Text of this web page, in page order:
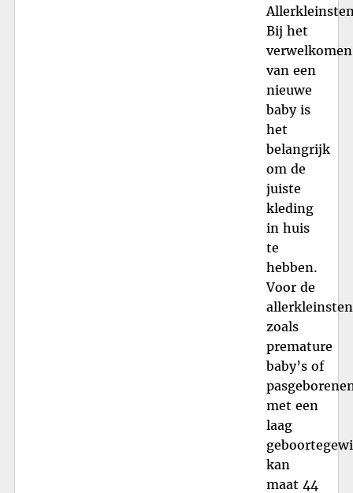
Bij het
verwelkomen
van een
nieuwe
baby is
het
belangrijk
om de
juiste
kleding
in huis
te
hebben.
Voor de
zoals
premature
baby’s of
met een
laag
kan
maat 44